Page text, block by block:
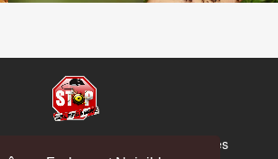
Stop Guêpes, Frelons et Nuisibles